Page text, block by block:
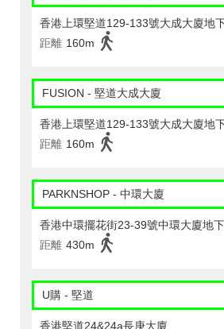
香港上環堅道129-133號大成大廈地
距離 160m
FUSION - 堅道大成大廈
香港上環堅道129-133號大成大廈地
距離 160m
PARKNSHOP - 中環大廈
香港中環擺花街23-39號中環大廈地下
距離 430m
U購 - 堅道
香港堅道24&24a長庚大廈